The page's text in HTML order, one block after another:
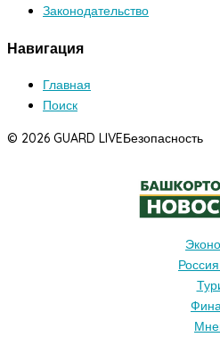
Законодательство
Навигация
Главная
Поиск
© 2026 GUARD LIVEБезопасность